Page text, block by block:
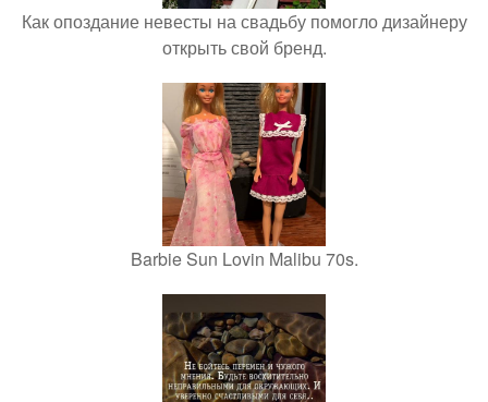
Как опоздание невесты на свадьбу помогло дизайнеру
открыть свой бренд.
Barbie Sun Lovin Malibu 70s.